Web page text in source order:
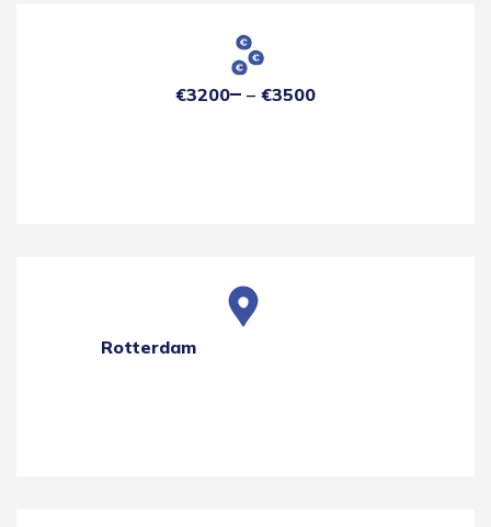
€3200 €3500
Rotterdam